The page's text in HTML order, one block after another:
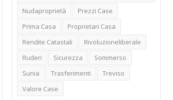
Nudaproprietà
Prezzi Case
Prima Casa
Proprietari Casa
Rendite Catastali
Rivoluzioneliberale
Ruderi
Sicurezza
Sommerso
Sunia
Trasferimenti
Treviso
Valore Case